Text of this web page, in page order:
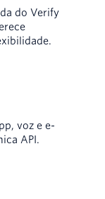
do Verify
voz e e-
API.